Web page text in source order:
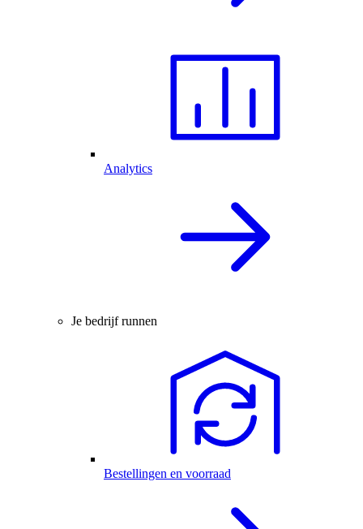
Analytics
Je bedrijf runnen
Bestellingen en voorraad